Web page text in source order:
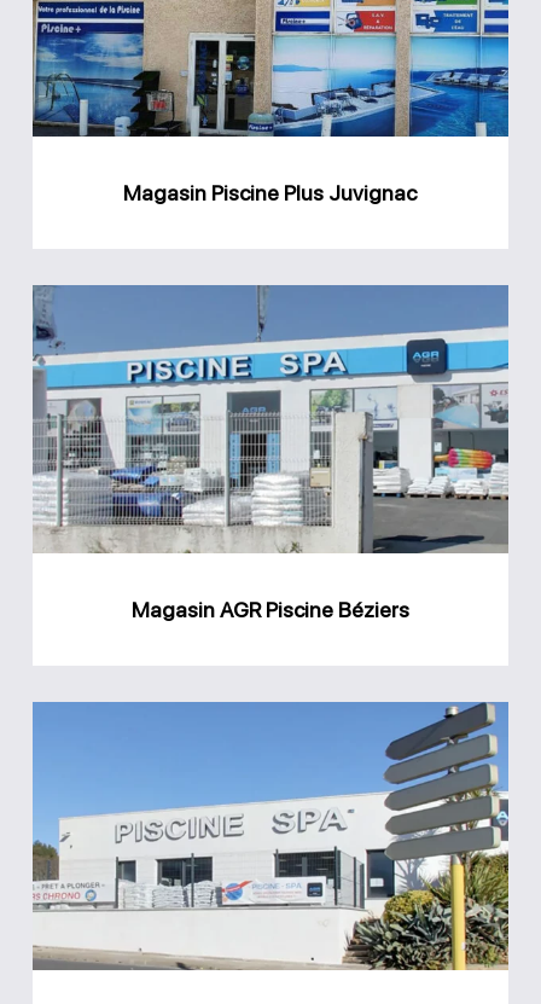
Juvignac
Magasin Piscine Plus Juvignac
AGR
Piscine
Béziers
Magasin AGR Piscine Béziers
Piscine
Bédarieux